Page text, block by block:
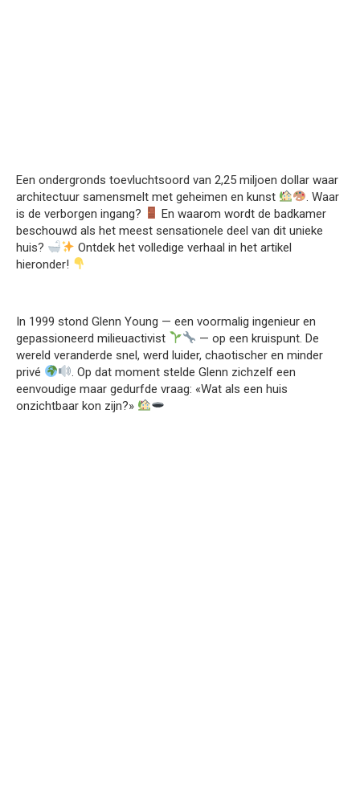
Een ondergronds toevluchtsoord van 2,25 miljoen dollar waar
architectuur samensmelt met geheimen en kunst
. Waar
is de verborgen ingang?
En waarom wordt de badkamer
beschouwd als het meest sensationele deel van dit unieke
huis?
Ontdek het volledige verhaal in het artikel
hieronder!
In 1999 stond Glenn Young — een voormalig ingenieur en
gepassioneerd milieuactivist
— op een kruispunt. De
wereld veranderde snel, werd luider, chaotischer en minder
privé
. Op dat moment stelde Glenn zichzelf een
eenvoudige maar gedurfde vraag: «Wat als een huis
onzichtbaar kon zijn?»